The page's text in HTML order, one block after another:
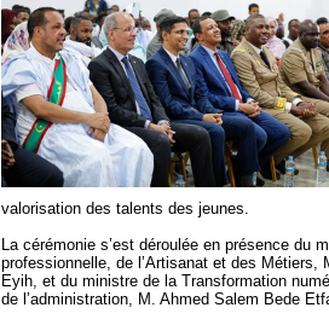
valorisation des talents des jeunes.
La cérémonie s’est déroulée en présence du
professionnelle, de l’Artisanat et des Métiers,
Eyih, et du ministre de la Transformation
de l’administration, M. Ahmed Salem Bede